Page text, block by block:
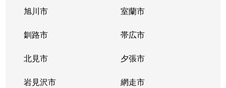
旭川市 室蘭市
釧路市 帯広市
北見市 夕張市
岩見沢市 網走市